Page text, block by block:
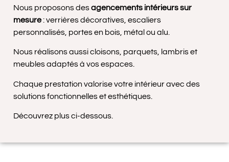
Nous proposons desagencements intérieurs sur
mesure: verrières décoratives, escaliers
personnalisés, portes en bois, métal ou alu.
Nous réalisons aussi cloisons, parquets, lambris et
meubles adaptés à vos espaces.
Chaque prestation valorise votre intérieur avec des
solutions fonctionnelles et esthétiques.
Découvrez plus ci-dessous.